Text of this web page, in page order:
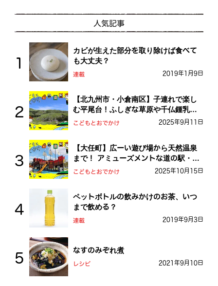
人気記事
カビが生えた部分を取り除けば食べて
も大丈夫？
連載 2019年1月9日
【北九州市・小倉南区】子連れで楽し
む平尾台！ふしぎな草原や千仏鍾乳洞
を探検しよう！
こどもとおでかけ 2025年9月11日
【大任町】広ーい遊び場から天然温泉
まで！ アミューズメントな道の駅・お
おとう桜街道
こどもとおでかけ 2025年10月15日
ペットボトルの飲みかけのお茶、いつ
まで飲める？
連載 2019年9月3日
なすのみぞれ煮
レシピ 2021年9月10日